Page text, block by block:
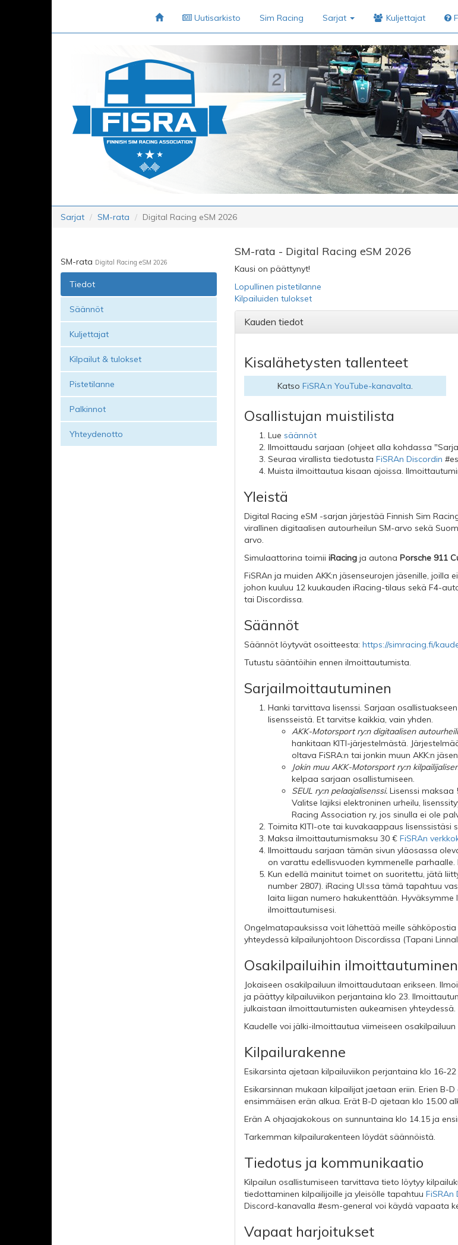
Uutisarkisto Sim Racing Sarjat Kuljettajat
Sarjat SM-rata Digital Racing eSM 2026
SM-rata Digital Racing eSM 2026
Tiedot
Säännöt
Kuljettajat
Kilpailut & tulokset
Pistetilanne
Palkinnot
Yhteydenotto
SM-rata - Digital Racing eSM 2026
Kausi on päättynyt!
Lopullinen pistetilanne
Kilpailuiden tulokset
Kauden tiedot
Kisalähetysten tallenteet
Katso FiSRA:n YouTube-kanavalta.
Osallistujan muistilista
Lue säännöt
Ilmoittaudu sarjaan (ohjeet alla kohdassa
Seuraa virallista tiedotusta FiSRAn Discordin
Muista ilmoittautua kisaan ajoissa.
Yleistä
Digital Racing eSM -sarjan järjestää Finnish Sim
virallinen digitaalisen autourheilun SM-arvo sekä
arvo.
Simulaattorina toimii iRacingja autona Porsche 911
FiSRAn ja muiden AKK:n jäsenseurojen jäsenille,
johon kuuluu 12 kuukauden iRacing-tilaus sekä F4-
tai Discordissa.
Säännöt
Säännöt löytyvät osoitteesta: https://simracing.fi/
Tutustu sääntöihin ennen ilmoittautumista.
Sarjailmoittautuminen
Hanki tarvittava lisenssi. Sarjaan
lisensseistä. Et tarvitse kaikkia, vain yhden.
AKK-Motorsport ry:n digitaalisen
hankitaan KITI-järjestelmästä.
oltava FiSRA:n tai jonkin muun AKK:n
Jokin muu AKK-Motorsport ry:n
kelpaa sarjaan osallistumiseen.
SEUL ry:n pelaajalisenssi.Lisenssi maksaa
Valitse lajiksi elektroninen urheilu,
Racing Association ry, jos sinulla ei ole
Toimita KITI-ote tai kuvakaappaus lisenssistäsi
Maksa ilmoittautumismaksu 30 € FiSRAn
Ilmoittaudu sarjaan tämän sivun yläosassa
on varattu edellisvuoden kymmenelle
Kun edellä mainitut toimet on suoritettu, jätä
number 2807). iRacing UI:ssa tämä tapahtuu
laita liigan numero hakukenttään.
ilmoittautumisesi.
Ongelmatapauksissa voit lähettää meille
yhteydessä kilpailunjohtoon Discordissa (Tapani
Osakilpailuihin ilmoittautuminen
Jokaiseen osakilpailuun ilmoittaudutaan erikseen.
ja päättyy kilpailuviikon perjantaina klo 23.
julkaistaan ilmoittautumisten aukeamisen yhteydessä.
Kaudelle voi jälki-ilmoittautua viimeiseen osakilpailuun
Kilpailurakenne
Esikarsinta ajetaan kilpailuviikon perjantaina klo 16-
Esikarsinnan mukaan kilpailijat jaetaan eriin. Erien B-
ensimmäisen erän alkua. Erät B-D ajetaan klo 15.00
Erän A ohjaajakokous on sunnuntaina klo 14.15 ja
Tarkemman kilpailurakenteen löydät säännöistä.
Tiedotus ja kommunikaatio
Kilpailun osallistumiseen tarvittava tieto löytyy
tiedottaminen kilpailijoille ja yleisölle tapahtuu FiSRAn
Discord-kanavalla #esm-general voi käydä vapaata
Vapaat harjoitukset